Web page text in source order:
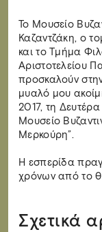
Το Μουσείο
Καζαντζάκη, ο
και το Τμήμα
Αριστοτελείου
προσκαλούν
μυαλό μου
2017, τη
Μουσείο
Μερκούρη”.
Η εσπερίδα
χρόνων από το
Σχετικά